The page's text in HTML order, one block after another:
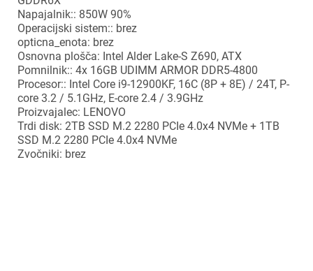
Napajalnik:: 850W 90%
Operacijski sistem:: brez
opticna_enota: brez
Osnovna plošča: Intel Alder Lake-S Z690, ATX
Pomnilnik:: 4x 16GB UDIMM ARMOR DDR5-4800
Procesor:: Intel Core i9-12900KF, 16C (8P + 8E) / 24T, P-
core 3.2 / 5.1GHz, E-core 2.4 / 3.9GHz
Proizvajalec: LENOVO
Trdi disk: 2TB SSD M.2 2280 PCIe 4.0x4 NVMe + 1TB
SSD M.2 2280 PCIe 4.0x4 NVMe
Zvočniki: brez
Prekliči Prijava